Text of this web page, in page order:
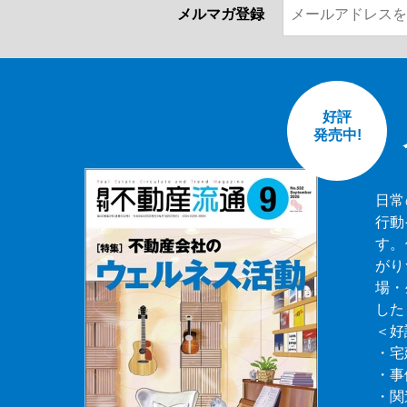
メルマガ登録
好評
発売中!
日
行
す
が
場
し
＜
・
・
・